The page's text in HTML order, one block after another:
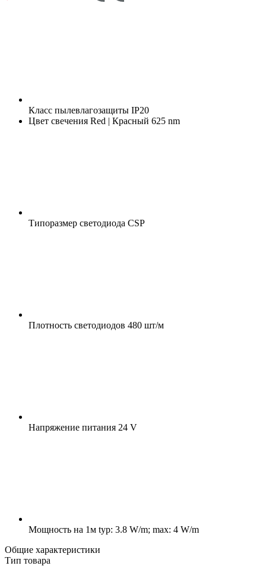
Класс пылевлагозащиты IP20
Цвет свечения Red | Красный 625 nm
Типоразмер светодиода CSP
Плотность светодиодов 480 шт/м
Напряжение питания 24 V
Мощность на 1м typ: 3.8 W/m; max: 4 W/m
Общие характеристики
Тип товара